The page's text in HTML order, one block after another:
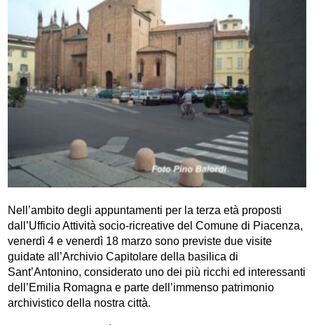
Nell’ambito degli appuntamenti per la terza età proposti
dall’Ufficio Attività socio-ricreative del Comune di Piacenza,
venerdì 4 e venerdì 18 marzo sono previste due visite
guidate all’Archivio Capitolare della basilica di
Sant’Antonino, considerato uno dei più ricchi ed interessanti
dell’Emilia Romagna e parte dell’immenso patrimonio
archivistico della nostra città.